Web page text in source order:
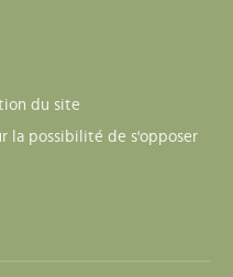
du site
la possibilité de s'opposer